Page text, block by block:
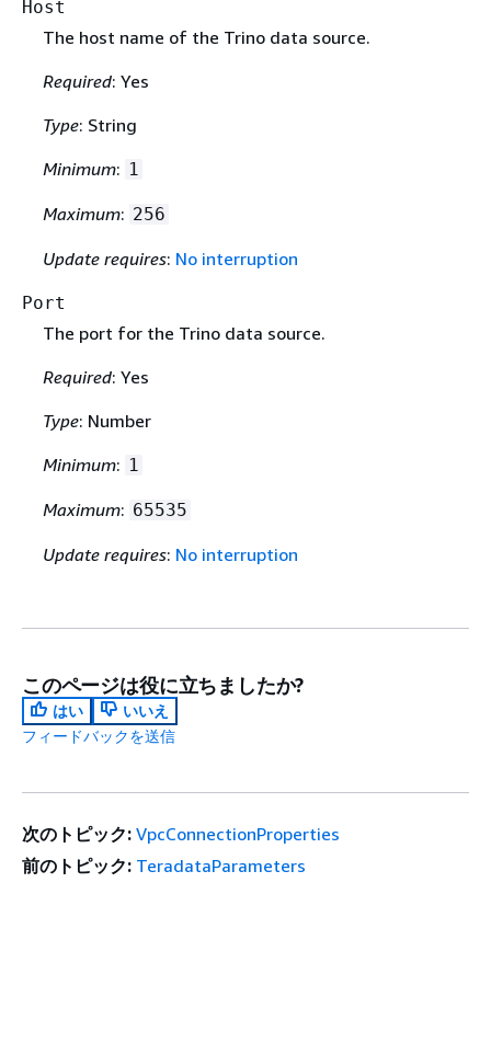
Host
The host name of the Trino data source.
Required: Yes
Type: String
Minimum: 1
Maximum: 256
Update requires: No interruption
Port
The port for the Trino data source.
Required: Yes
Type: Number
Minimum: 1
Maximum: 65535
Update requires: No interruption
このページは役に立ちましたか?
はい
いいえ
フィードバックを送信
次のトピック: VpcConnectionProperties
前のトピック: TeradataParameters